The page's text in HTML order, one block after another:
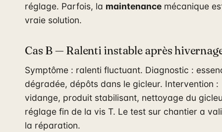
réglage. Parfois, la maintenance mécanique
vraie solution.
Cas B — Ralenti instable après
Symptôme : ralenti fluctuant. Diagnostic :
dégradée, dépôts dans le gicleur. Intervention :
vidange, produit stabilisant, nettoyage du
réglage fin de la vis T. Le test sur chantier a
la réparation.